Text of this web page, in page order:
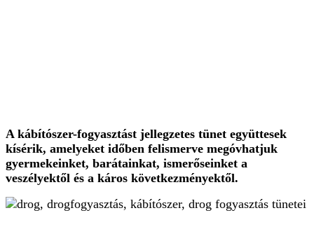
A kábítószer-fogyasztást jellegzetes tünet együttesek
kísérik, amelyeket időben felismerve megóvhatjuk
gyermekeinket, barátainkat, ismerőseinket a
veszélyektől és a káros következményektől.